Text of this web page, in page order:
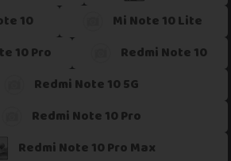
10
Mi Note 10 Lite
10 Pro
Redmi Note 10
Redmi Note 10 5G
Redmi Note 10 Pro
Redmi Note 10 Pro Max